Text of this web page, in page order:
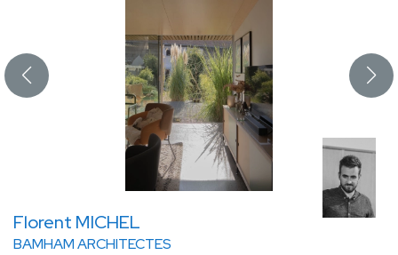
Florent MICHEL
BAMHAM ARCHITECTES